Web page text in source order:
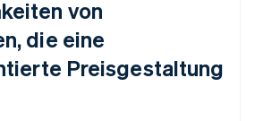
von
die eine
Preisgestaltung